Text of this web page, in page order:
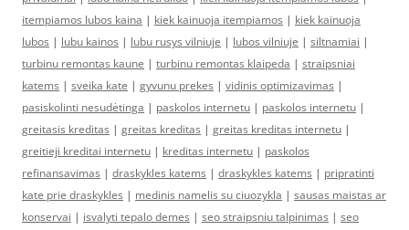
itempiamos lubos kaina | kiek kainuoja itempiamos | kiek kainuoja
lubos | lubu kainos | lubu rusys vilniuje | lubos vilniuje | siltnamiai |
turbinu remontas kaune | turbinu remontas klaipeda | straipsniai
katems | sveika kate | gyvunu prekes | vidinis optimizavimas |
pasiskolinti nesudėtinga | paskolos internetu | paskolos internetu |
greitasis kreditas | greitas kreditas | greitas kreditas internetu |
greitieji kreditai internetu | kreditas internetu | paskolos
refinansavimas | draskykles katems | draskykles katems | pripratinti
kate prie draskykles | medinis namelis su ciuozykla | sausas maistas ar
konservai | isvalyti tepalo demes | seo straipsniu talpinimas | seo